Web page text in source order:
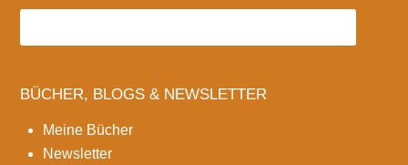
BÜCHER, BLOGS & NEWSLETTER
Meine Bücher
Newsletter